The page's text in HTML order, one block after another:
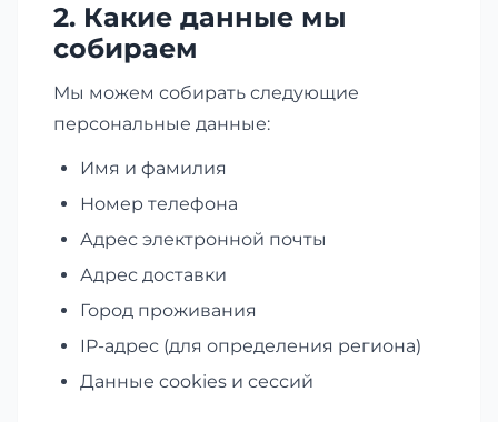
2. Какие данные мы
собираем
Мы можем собирать следующие
персональные данные:
Имя и фамилия
Номер телефона
Адрес электронной почты
Адрес доставки
Город проживания
IP-адрес (для определения региона)
Данные cookies и сессий